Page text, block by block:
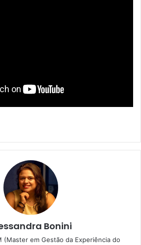
Bonini
(Master em Gestão da Experiência do